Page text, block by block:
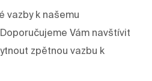
vazby k našemu
Vám navštívit
zpětnou vazbu k